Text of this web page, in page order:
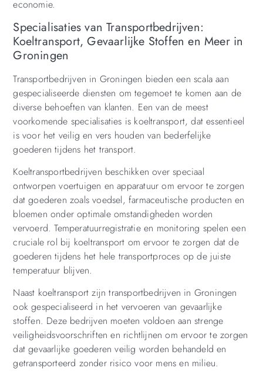
economie.
Specialisaties van Transportbedrijven:
Koeltransport, Gevaarlijke Stoffen en Meer in
Groningen
Transportbedrijven in Groningen bieden een scala aan
gespecialiseerde diensten om tegemoet te komen aan de
diverse behoeften van klanten. Een van de meest
voorkomende specialisaties is koeltransport, dat essentieel
is voor het veilig en vers houden van bederfelijke
goederen tijdens het transport.
Koeltransportbedrijven beschikken over speciaal
ontworpen voertuigen en apparatuur om ervoor te zorgen
dat goederen zoals voedsel, farmaceutische producten en
bloemen onder optimale omstandigheden worden
vervoerd. Temperatuurregistratie en monitoring spelen een
cruciale rol bij koeltransport om ervoor te zorgen dat de
goederen tijdens het hele transportproces op de juiste
temperatuur blijven.
Naast koeltransport zijn transportbedrijven in Groningen
ook gespecialiseerd in het vervoeren van gevaarlijke
stoffen. Deze bedrijven moeten voldoen aan strenge
veiligheidsvoorschriften en richtlijnen om ervoor te zorgen
dat gevaarlijke goederen veilig worden behandeld en
getransporteerd zonder risico voor mens en milieu.